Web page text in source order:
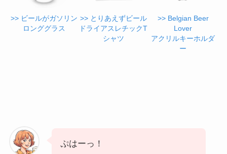
>> ビールがガソリン
ロンググラス
>> とりあえずビール
ドライアスレチックT
シャツ
>> Belgian Beer
Lover
アクリルキーホルダ
ー
ぷはーっ！